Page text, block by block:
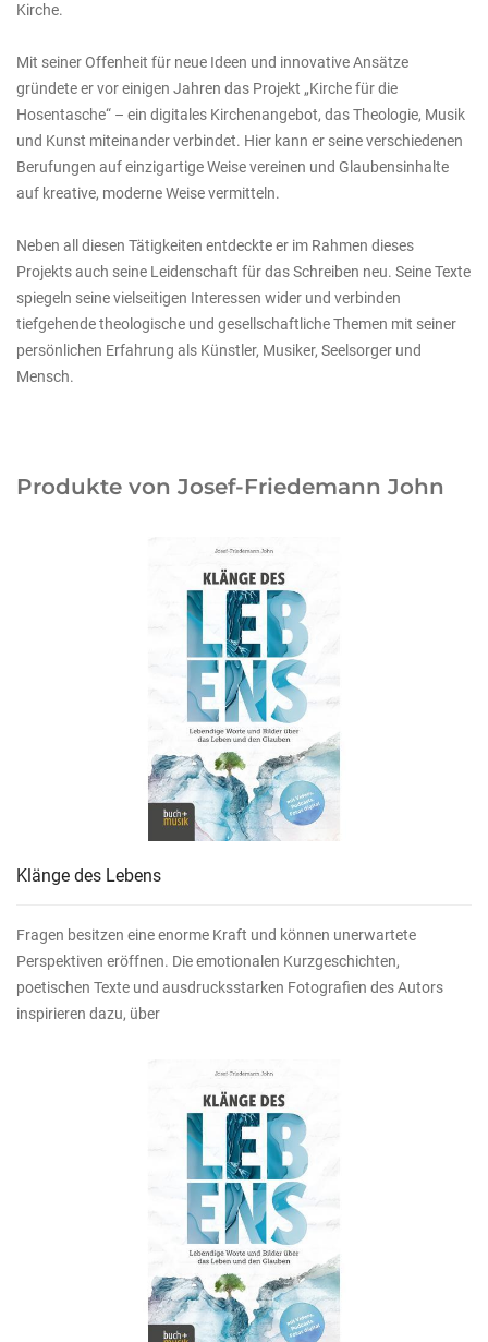
Kirche.
Mit seiner Offenheit für neue Ideen und innovative Ansätze
gründete er vor einigen Jahren das Projekt „Kirche für die
Hosentasche“ – ein digitales Kirchenangebot, das Theologie, Musik
und Kunst miteinander verbindet. Hier kann er seine verschiedenen
Berufungen auf einzigartige Weise vereinen und Glaubensinhalte
auf kreative, moderne Weise vermitteln.
Neben all diesen Tätigkeiten entdeckte er im Rahmen dieses
Projekts auch seine Leidenschaft für das Schreiben neu. Seine Texte
spiegeln seine vielseitigen Interessen wider und verbinden
tiefgehende theologische und gesellschaftliche Themen mit seiner
persönlichen Erfahrung als Künstler, Musiker, Seelsorger und
Mensch.
Produkte von Josef-Friedemann John
Klänge des Lebens
Fragen besitzen eine enorme Kraft und können unerwartete
Perspektiven eröffnen. Die emotionalen Kurzgeschichten,
poetischen Texte und ausdrucksstarken Fotografien des Autors
inspirieren dazu, über